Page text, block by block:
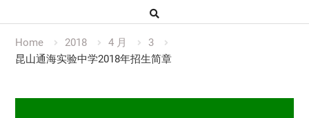
Home 2018 4 月
3
昆山通海实验中学2018年招生简章